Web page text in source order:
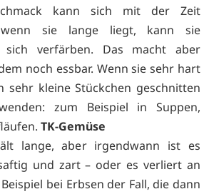
kann sich mit der Zeit
sie lange liegt, kann sie
sich verfärben. Das macht aber
noch essbar. Wenn sie sehr hart
sehr kleine Stückchen geschnitten
zum Beispiel in Suppen,
TK-Gemüse
lange, aber irgendwann ist es
und zart – oder es verliert an
bei Erbsen der Fall, die dann